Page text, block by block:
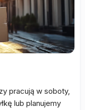
pracują w soboty,
lub planujemy